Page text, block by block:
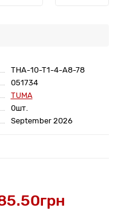
THA-10-T1-4-A8-78
051734
TUMA
0шт.
September 2026